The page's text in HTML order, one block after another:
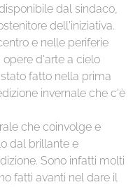
dal sindaco,
dell'iniziativa.
e nelle periferie
d'arte a cielo
fatto nella prima
invernale che c'è
che coinvolge e
dal brillante e
Sono infatti molti
fatti avanti nel dare il